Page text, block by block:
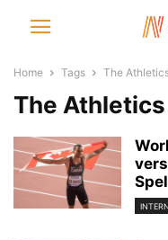
Home Tags The
The